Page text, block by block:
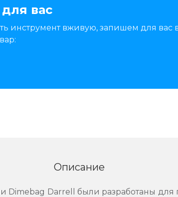
вас
инструмент вживую, запишем для вас
Описание
Dimebag Darrell были разработаны для